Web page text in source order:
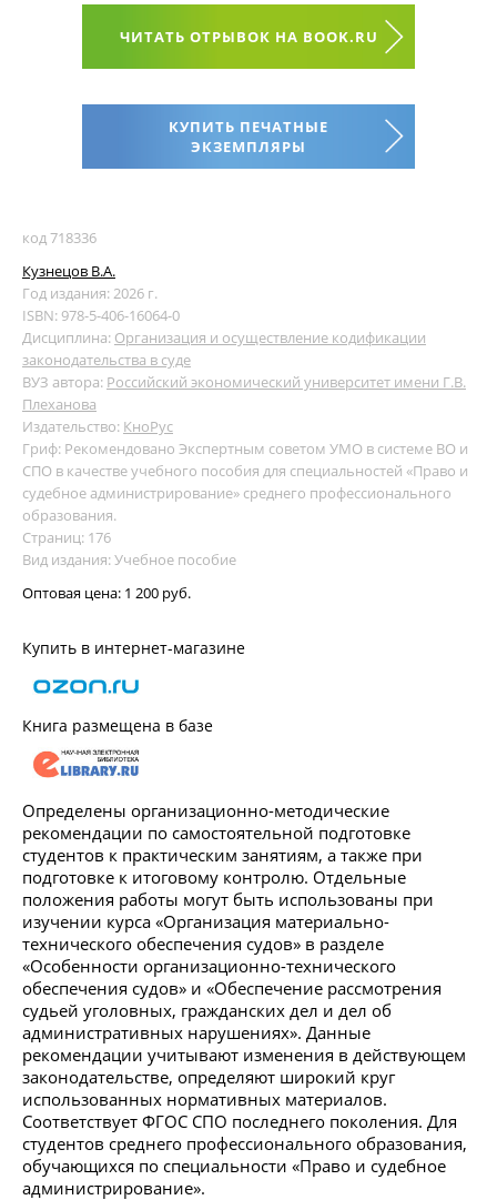
ЧИТАТЬ ОТРЫВОК НА BOOK.RU
КУПИТЬ ПЕЧАТНЫЕ
ЭКЗЕМПЛЯРЫ
код 718336
Кузнецов В.А.
Год издания: 2026 г.
ISBN: 978-5-406-16064-0
Дисциплина: Организация и осуществление кодификации
законодательства в суде
ВУЗ автора: Российский экономический университет имени Г.В.
Плеханова
Издательство: КноРус
Гриф: Рекомендовано Экспертным советом УМО в системе ВО и
СПО в качестве учебного пособия для специальностей «Право и
судебное администрирование» среднего профессионального
образования.
Страниц: 176
Вид издания: Учебное пособие
Оптовая цена: 1 200 руб.
Купить в интернет-магазине
Книга размещена в базе
Определены организационно-методические
рекомендации по самостоятельной подготовке
студентов к практическим занятиям, а также при
подготовке к итоговому контролю. Отдельные
положения работы могут быть использованы при
изучении курса «Организация материально-
технического обеспечения судов» в разделе
«Особенности организационно-технического
обеспечения судов» и «Обеспечение рассмотрения
судьей уголовных, гражданских дел и дел об
административных нарушениях». Данные
рекомендации учитывают изменения в действующем
законодательстве, определяют широкий круг
использованных нормативных материалов.
Соответствует ФГОС СПО последнего поколения. Для
студентов среднего профессионального образования,
обучающихся по специальности «Право и судебное
администрирование».